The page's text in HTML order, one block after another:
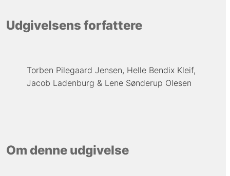
Udgivelsens forfattere
Torben Pilegaard Jensen Helle Bendix Kleif
Jacob Ladenburg
Lene Sønderup Olesen
Om denne udgivelse